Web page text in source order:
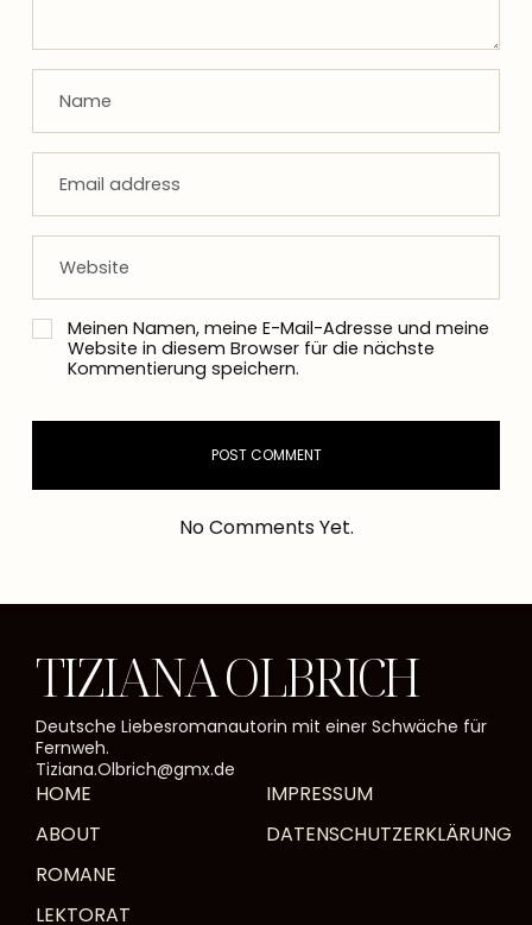
Meinen Namen, meine E-Mail-Adresse und meine
Website in diesem Browser für die nächste
Kommentierung speichern.
No Comments Yet.
TIZIANA OLBRICH
Deutsche Liebesromanautorin mit einer Schwäche für
Fernweh.
Tiziana.Olbrich@gmx.de
HOME
ABOUT
ROMANE
LEKTORAT
IMPRESSUM
DATENSCHUTZERKLÄRUNG